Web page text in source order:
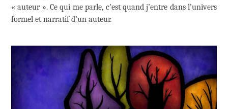
« auteur ». Ce qui me parle, c’est quand j’entre dans l’univers
formel et narratif d’un auteur.